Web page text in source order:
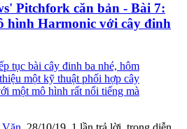
Pitchfork căn bản - Bài 7:
hình Harmonic với cây đinh
tục bài cây đinh ba nhé, hôm
một kỹ thuật phối hợp cây
một mô hình rất nổi tiếng mà